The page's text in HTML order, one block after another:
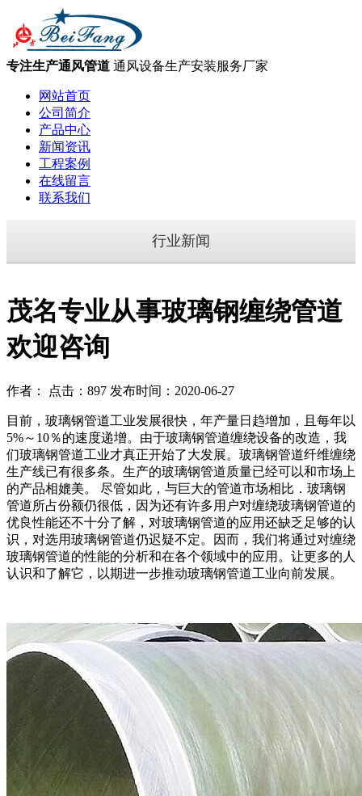
专注生产通风管道 通风设备生产安装服务厂家
网站首页
公司简介
产品中心
新闻资讯
工程案例
在线留言
联系我们
行业新闻
茂名专业从事玻璃钢缠绕管道
欢迎咨询
作者： 点击：897 发布时间：2020-06-27
目前，玻璃钢管道工业发展很快，年产量日趋增加，且每年以
5%～10％的速度递增。由于玻璃钢管道缠绕设备的改造，我
们玻璃钢管道工业才真正开始了大发展。玻璃钢管道纤维缠绕
生产线已有很多条。生产的玻璃钢管道质量已经可以和市场上
的产品相媲美。 尽管如此，与巨大的管道市场相比．玻璃钢
管道所占份额仍很低，因为还有许多用户对缠绕玻璃钢管道的
优良性能还不十分了解，对玻璃钢管道的应用还缺乏足够的认
识，对选用玻璃钢管道仍迟疑不定。因而，我们将通过对缠绕
玻璃钢管道的性能的分析和在各个领域中的应用。让更多的人
认识和了解它，以期进一步推动玻璃钢管道工业向前发展。